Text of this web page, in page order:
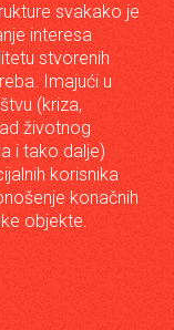
svakako je
interesa
stvorenih
Imajući u
(kriza,
životnog
i tako dalje)
korisnika
konačnih
objekte.